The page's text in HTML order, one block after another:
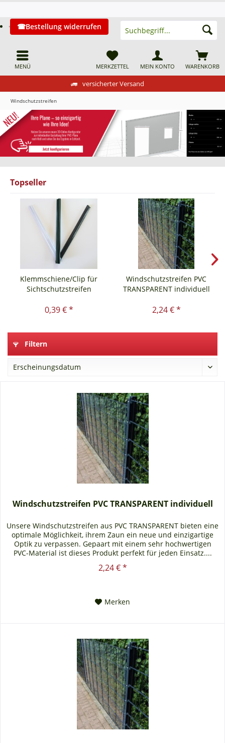
versicherter Versand
MENÜ
Bestellung widerrufen
WARENKORB
MERKZETTEL MEIN KONTO
Windschutzstreifen
Topseller
Klemmschiene/Clip für
Sichtschutzstreifen
0,39 € *
Windschutzstreifen PVC
TRANSPARENT individuell
2,24 € *
Filtern
Windschutzstreifen PVC TRANSPARENT individuell
Unsere Windschutzstreifen aus PVC TRANSPARENT bieten eine
optimale Möglichkeit, ihrem Zaun ein neue und einzigartige
Optik zu verpassen. Gepaart mit einem sehr hochwertigen
PVC-Material ist dieses Produkt perfekt für jeden Einsatz....
2,24 € *
Merken